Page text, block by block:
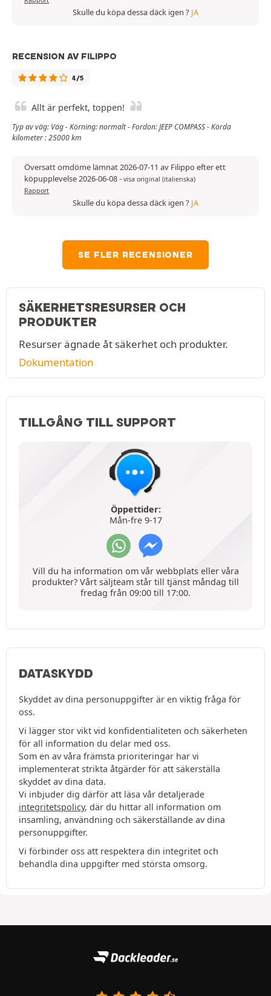
Skulle du köpa dessa däck igen ? JA
RECENSION AV FILIPPO
4/5
Allt är perfekt, toppen!
Typ av väg: Väg - Körning: normalt - Fordon: JEEP COMPASS - Körda
kilometer : 25000 km
Översatt omdöme lämnat 2026-07-11 av Filippo efter ett
köpupplevelse 2026-06-08- visa original (italienska)
Rapport
Skulle du köpa dessa däck igen ? JA
SE FLER RECENSIONER
SÄKERHETSRESURSER OCH
PRODUKTER
Resurser ägnade åt säkerhet och produkter.
Dokumentation
TILLGÅNG TILL SUPPORT
Öppettider:
Mån-fre 9-17
Vill du ha information om vår webbplats eller våra
produkter? Vårt säljteam står till tjänst måndag till
fredag från 09:00 till 17:00.
DATASKYDD
Skyddet av dina personuppgifter är en viktig fråga för
oss.
Vi lägger stor vikt vid konfidentialiteten och säkerheten
för all information du delar med oss.
Som en av våra främsta prioriteringar har vi
implementerat strikta åtgärder för att säkerställa
skyddet av dina data.
Vi inbjuder dig därför att läsa vår detaljerade
integritetspolicy, där du hittar all information om
insamling, användning och säkerställande av dina
personuppgifter.
Vi förbinder oss att respektera din integritet och
behandla dina uppgifter med största omsorg.